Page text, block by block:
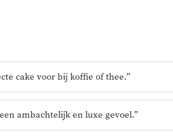
cake voor bij koffie of thee.”
ambachtelijk en luxe gevoel.”